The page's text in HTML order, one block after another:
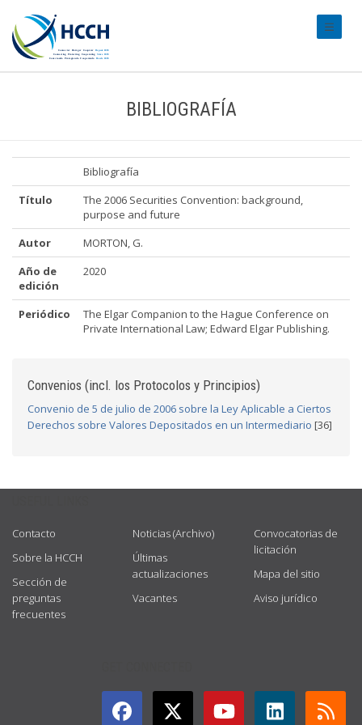
BIBLIOGRAFÍA
Bibliografía
Título
The 2006 Securities Convention: background,
purpose and future
Autor
MORTON, G.
Año de
edición
2020
Periódico
The Elgar Companion to the Hague Conference on
Private International Law; Edward Elgar Publishing.
Convenios (incl. los Protocolos y Principios)
Convenio de 5 de julio de 2006 sobre la Ley Aplicable a Ciertos
Derechos sobre Valores Depositados en un Intermediario [36]
Contacto
Sobre la HCCH
Sección de
preguntas
frecuentes
Noticias (Archivo)
Últimas
actualizaciones
Vacantes
Convocatorias de
licitación
Mapa del sitio
Aviso jurídico